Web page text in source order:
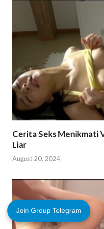
Cerita Seks Menikmati
Liar
August 20, 2024
Join Group Telegram